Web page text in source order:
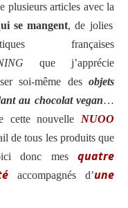
plusieurs articles avec la
se mangent, de jolies
françaises
que j’apprécie
soi-même desobjets
au chocolat vegan…
cette nouvelle NUOO
de tous les produits que
donc mes quatre
accompagnés d’une